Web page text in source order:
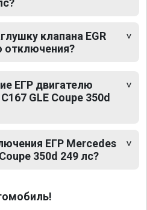
клапана EGR
отключения?
ЕГР двигателю
GLE Coupe 350d
ЕГР Mercedes
350d 249 лс?